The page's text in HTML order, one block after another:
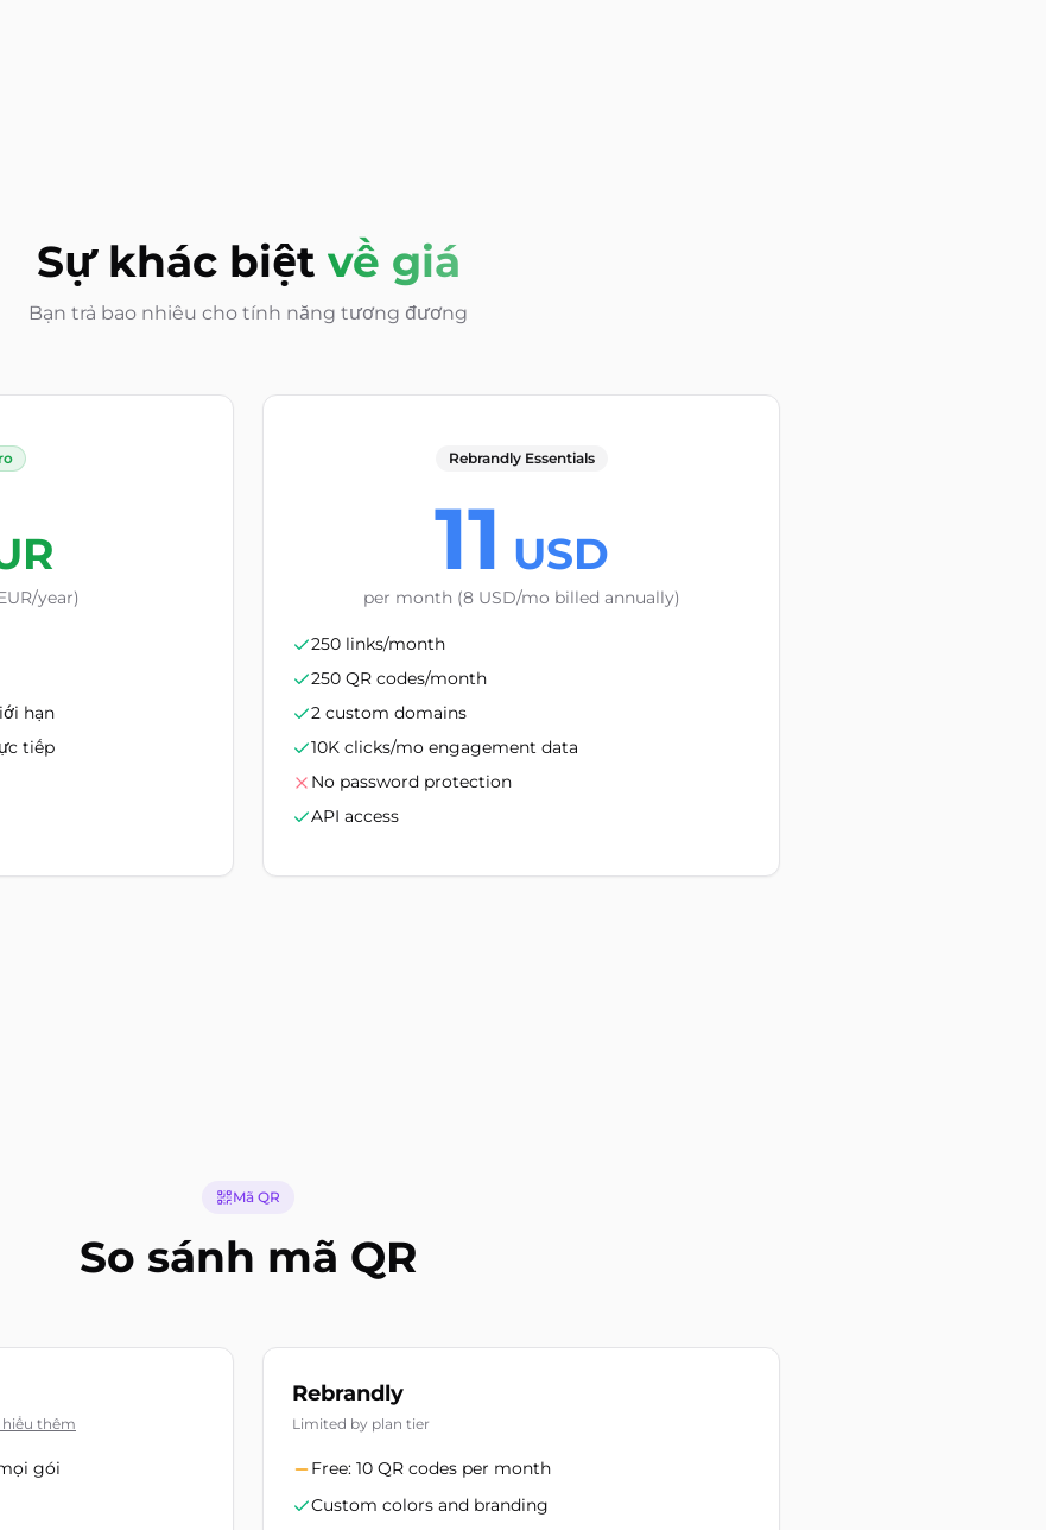
Sự khác biệt về giá
Bạn trả bao nhiêu cho tính năng tương đương
year)
hạn
tiếp
Rebrandly Essentials
11 USD
per month (8 USD/mo billed annually)
250 links/month
250 QR codes/month
2 custom domains
10K clicks/mo engagement data
No password protection
API access
Mã QR
So sánh mã QR
hiểu thêm
gói
Rebrandly
Limited by plan tier
Free: 10 QR codes per month
Custom colors and branding